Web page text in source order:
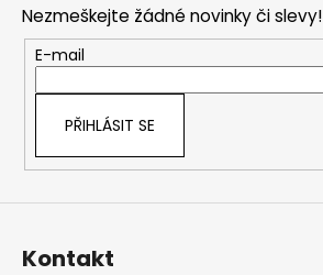
Nezmeškejte žádné novinky či slevy!
E-mail
PŘIHLÁSIT SE
Kontakt